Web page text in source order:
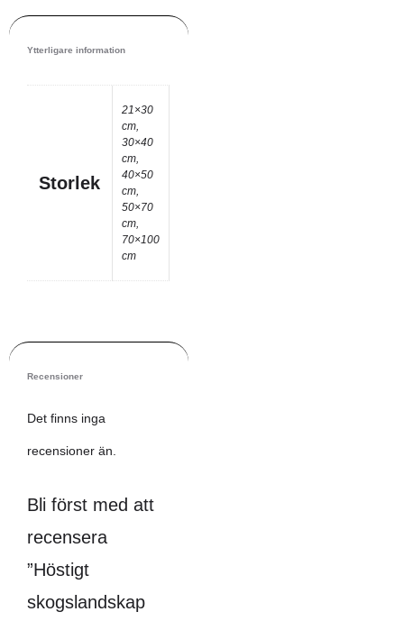
Ytterligare information
Storlek
21×30
cm,
30×40
cm,
40×50
cm,
50×70
cm,
70×100
cm
Recensioner
Det finns inga
recensioner än.
Bli först med att
recensera
”Höstigt
skogslandskap